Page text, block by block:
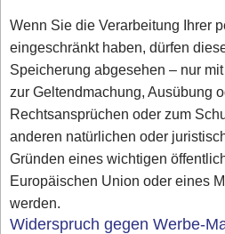
Wenn Sie die Verarbeitung Ihrer
eingeschränkt haben, dürfen
Speicherung abgesehen – nur
zur Geltendmachung, Ausübung
Rechtsansprüchen oder zum
anderen natürlichen oder
Gründen eines wichtigen
Europäischen Union oder eines
werden.
Widerspruch gegen Werbe-